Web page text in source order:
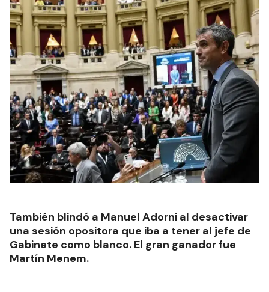
También blindó a Manuel Adorni al desactivar
una sesión opositora que iba a tener al jefe de
Gabinete como blanco. El gran ganador fue
Martín Menem.